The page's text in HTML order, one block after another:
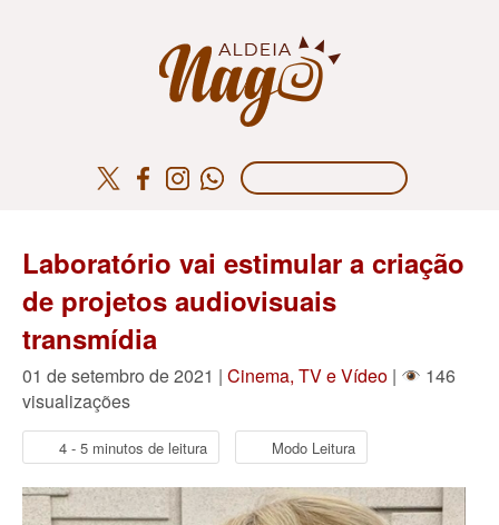
Laboratório vai estimular a criação
de projetos audiovisuais
transmídia
01 de setembro de 2021 | Cinema, TV e Vídeo |
146
visualizações
4 - 5 minutos de leitura Modo Leitura